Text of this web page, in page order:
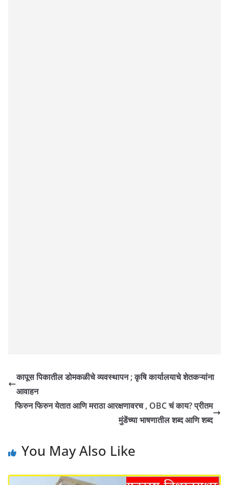
कापूस पिकातील डोमकळीचे व्यवस्थापन ; कृषि कार्यालयाचे शेतकऱ्यांना
आवाहन
फिरुन फिरुन येतात आणि मराठा आरक्षणावरच , OBC चं काय? प्रीतम
मुंडेंच्या भाषणातील शब्द आणि शब्द
You May Also Like